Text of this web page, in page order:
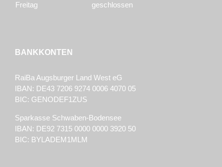
Freitag
geschlossen
BANKKONTEN
RaiBa Augsburger Land West eG
IBAN: DE43 7206 9274 0006 4070 05
BIC: GENODEF1ZUS
Sparkasse Schwaben-Bodensee
IBAN: DE92 7315 0000 0000 3920 50
BIC: BYLADEM1MLM